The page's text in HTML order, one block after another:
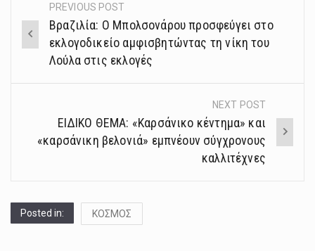
Post
navigation
PREVIOUS POST
Βραζιλία: Ο Μπολσονάρου προσφεύγει στο
εκλογοδικείο αμφισβητώντας τη νίκη του
Λούλα στις εκλογές
NEXT POST
ΕΙΔΙΚΟ ΘΕΜΑ: «Καρσάνικο κέντημα» και
«καρσάνικη βελονιά» εμπνέουν σύγχρονους
καλλιτέχνες
Posted in: ΚΟΣΜΟΣ